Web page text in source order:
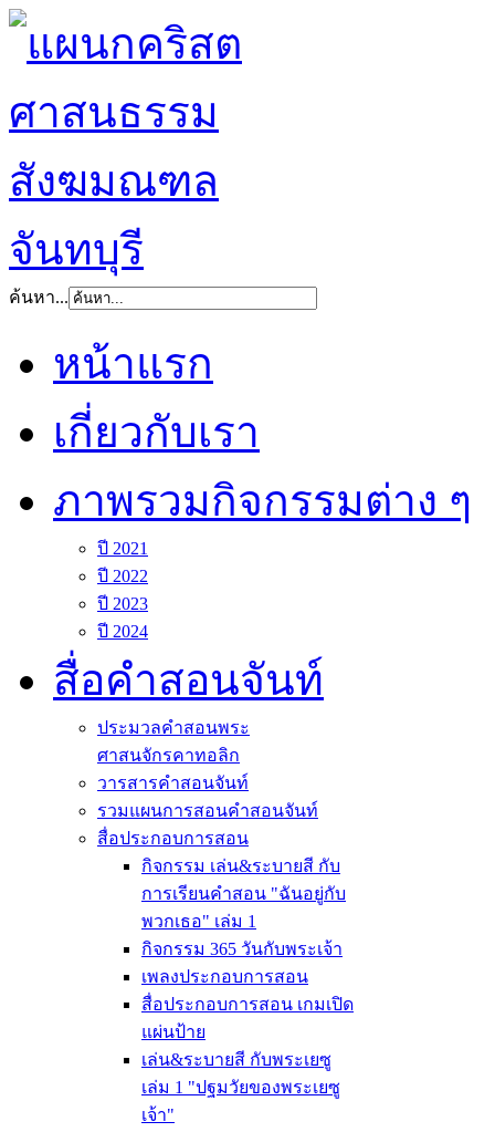
ค้นหา...
หน้าแรก
เกี่ยวกับเรา
ภาพรวมกิจกรรมต่าง ๆ
ปี 2021
ปี 2022
ปี 2023
ปี 2024
สื่อคำสอนจันท์
ประมวลคำสอนพระ
ศาสนจักรคาทอลิก
วารสารคำสอนจันท์
รวมแผนการสอนคำสอนจันท์
สื่อประกอบการสอน
กิจกรรม เล่น&ระบายสี กับ
การเรียนคำสอน "ฉันอยู่กับ
พวกเธอ" เล่ม 1
กิจกรรม 365 วันกับพระเจ้า
เพลงประกอบการสอน
สื่อประกอบการสอน เกมเปิด
แผ่นป้าย
เล่น&ระบายสี กับพระเยซู
เล่ม 1 "ปฐมวัยของพระเยซู
เจ้า"